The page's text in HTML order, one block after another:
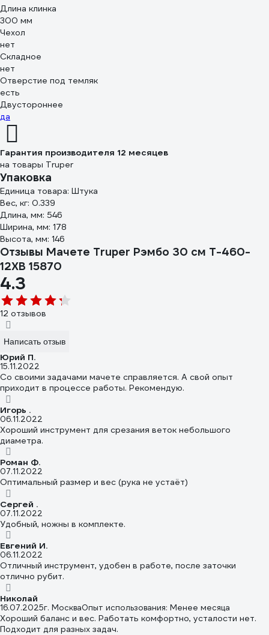
Длина клинка
300 мм
Чехол
нет
Складное
нет
Отверстие под темляк
есть
Двустороннее
да
Гарантия производителя 12 месяцев
на товары Truper
Упаковка
Единица товара: Штука
Вес, кг: 0.339
Длина, мм: 546
Ширина, мм: 178
Высота, мм: 146
Отзывы Мачете Truper Рэмбо 30 см T-460-
12XB 15870
4.3
12 отзывов
Написать отзыв
Юрий П.
15.11.2022
Со своими задачами мачете справляется. А свой опыт
приходит в процессе работы. Рекомендую.
Игорь .
06.11.2022
Хороший инструмент для срезания веток небольшого
диаметра.
Роман Ф.
07.11.2022
Оптимальный размер и вес (рука не устаёт)
Сергей .
07.11.2022
Удобный, ножны в комплекте.
Евгений И.
06.11.2022
Отличный инструмент, удобен в работе, после заточки
отлично рубит.
Николай
16.07.2025г. МоскваОпыт использования: Менее месяца
Хороший баланс и вес. Работать комфортно, усталости нет.
Подходит для разных задач.